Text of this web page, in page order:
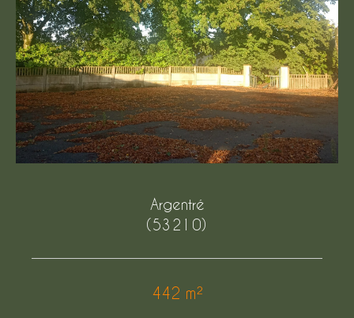
Argentré
(53210)
442 m²
Budget
Budget
Surface
Surface
Pièces
Pièces